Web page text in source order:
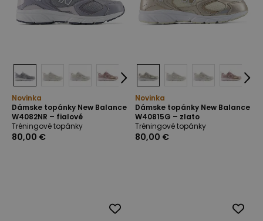
Novinka
Dámske topánky New Balance
W4082NR – fialové
Tréningové topánky
80,00 €
Novinka
Dámske topánky New Balance
W40815G – zlato
Tréningové topánky
80,00 €